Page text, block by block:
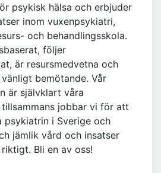
psykisk hälsa och erbjuder
inom vuxenpsykiatri,
och behandlingsskola.
följer
är resursmedvetna och
bemötande. Vår
är självklart våra
jobbar vi för att
i Sverige och
jämlik vård och insatser
Bli en av oss!